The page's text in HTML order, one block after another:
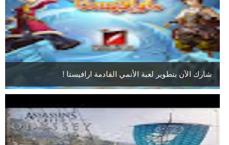
شارك الآن بتطوير لعبة الأنمي القادمة ارافيستا !